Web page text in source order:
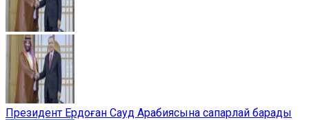
Президент Ердоған Сауд Арабиясына сапарлай барады